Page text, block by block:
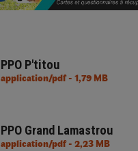
PPO P'titou
application/pdf - 1,79 MB
PPO Grand Lamastrou
application/pdf - 2,23 MB